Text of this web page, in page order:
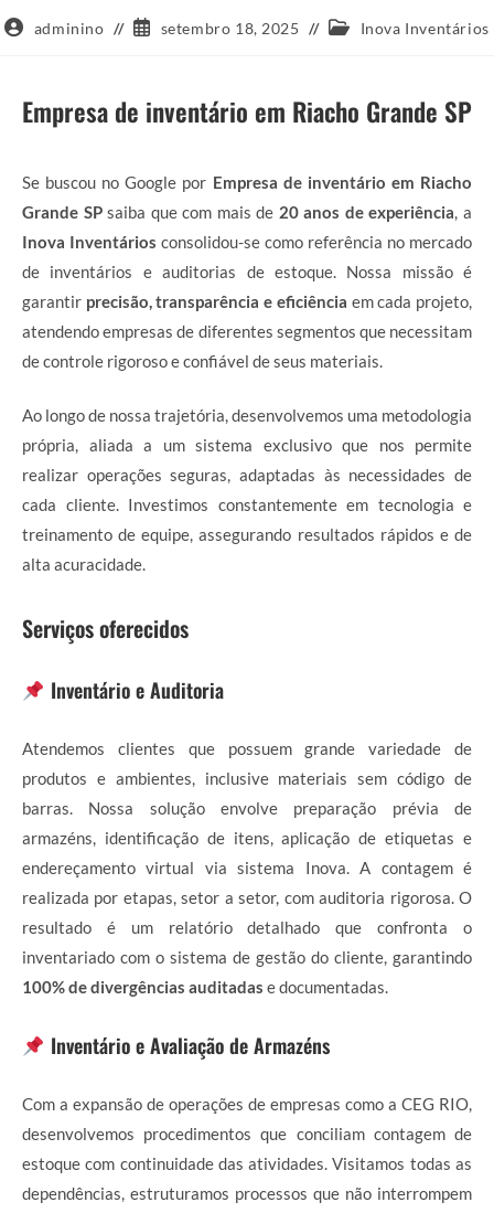
Autoradminino
Postsetembro 18, 2025
Categoria
Inova Inventários
Empresa de inventário em Riacho Grande SP
Se buscou no Google por Empresa de inventário em Riacho
Grande SPsaiba que com mais de 20 anos de experiência , a
Inova Inventários consolidou-se como referência no mercado
de inventários e auditorias de estoque. Nossa missão é
garantir precisão, transparência e eficiência em cada projeto,
atendendo empresas de diferentes segmentos que necessitam
de controle rigoroso e confiável de seus materiais.
Ao longo de nossa trajetória, desenvolvemos uma metodologia
própria, aliada a um sistema exclusivo que nos permite
realizar operações seguras, adaptadas às necessidades de
cada cliente. Investimos constantemente em tecnologia e
treinamento de equipe, assegurando resultados rápidos e de
alta acuracidade.
Serviços oferecidos
Inventário e Auditoria
Atendemos clientes que possuem grande variedade de
produtos e ambientes, inclusive materiais sem código de
barras. Nossa solução envolve preparação prévia de
armazéns, identificação de itens, aplicação de etiquetas e
endereçamento virtual via sistema Inova. A contagem é
realizada por etapas, setor a setor, com auditoria rigorosa. O
resultado é um relatório detalhado que confronta o
inventariado com o sistema de gestão do cliente, garantindo
100% de divergências auditadas e documentadas.
Inventário e Avaliação de Armazéns
Com a expansão de operações de empresas como a CEG RIO,
desenvolvemos procedimentos que conciliam contagem de
estoque com continuidade das atividades. Visitamos todas as
dependências, estruturamos processos que não interrompem